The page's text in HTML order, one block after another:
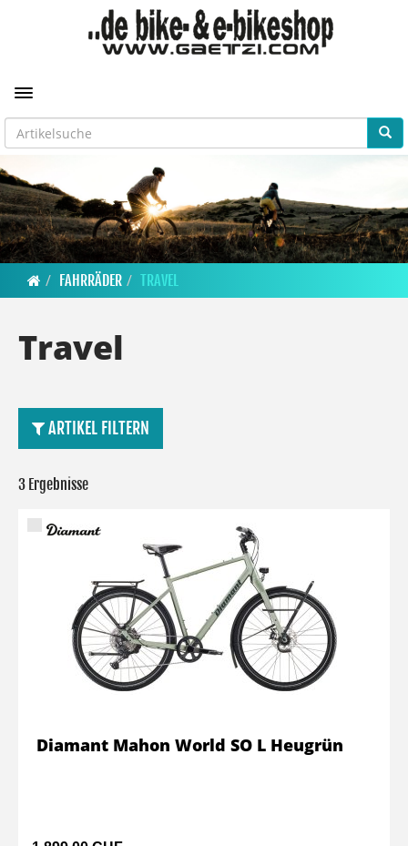
Toggle navigation
FAHRRÄDER TRAVEL
Travel
ARTIKEL FILTERN
3 Ergebnisse
Diamant Mahon World SO L Heugrün